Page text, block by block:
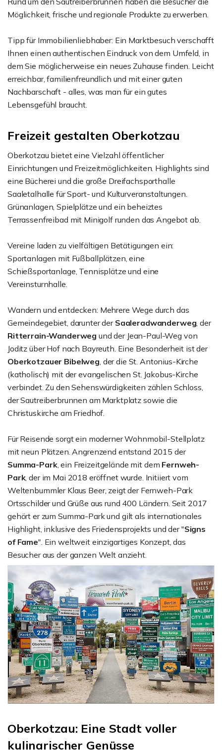
Möglichkeit, frische und regionale Produkte zu erwerben.
Tipp für Immobilienliebhaber: Ein Marktbesuch verschafft
Ihnen einen authentischen Eindruck von dem Umfeld, in
dem Sie möglicherweise ein neues Zuhause finden. Leicht
erreichbar, familienfreundlich und mit einer guten
Nachbarschaft - alles, was man für ein gutes
Lebensgefühl braucht.
Freizeit gestalten Oberkotzau
Oberkotzau bietet eine Vielzahl öffentlicher
Einrichtungen und Freizeitmöglichkeiten. Highlights sind
eine Bücherei und die große Dreifachsporthalle
Saaletalhalle für Sport- und Kulturveranstaltungen.
Grünanlagen, Spielplätze und ein beheiztes
Terrassenfreibad mit Minigolf runden das Angebot ab.
Vereine laden zu vielfältigen Betätigungen ein:
Sportanlagen mit Fußballplätzen, eine
Schießsportanlage, Tennisplätze und eine
Vereinsturnhalle.
Wandern und entdecken: Mehrere Wege durch das
Gemeindegebiet, darunter der Saaleradwanderweg, der
Ritterrain-Wanderweg und der Jean-Paul-Weg von
Joditz über Hof nach Bayreuth. Eine Besonderheit ist der
Oberkotzauer Bibelweg, der die St. Antonius-Kirche
(katholisch) mit der evangelischen St. Jakobus-Kirche
verbindet. Zu den Sehenswürdigkeiten zählen Schloss,
der Sautreiberbrunnen am Marktplatz sowie die
Christuskirche am Friedhof.
Für Reisende sorgt ein moderner Wohnmobil-Stellplatz
mit neun Plätzen. Angrenzend entstand 2015 der
Summa-Park, ein Freizeitgelände mit dem Fernweh-
Park, der im Mai 2018 eröffnet wurde. Initiiert vom
Weltenbummler Klaus Beer, zeigt der Fernweh-Park
Ortsschilder und Grüße aus rund 400 Ländern. Seit 2017
gehört er zum Summa-Park und gilt als internationales
Highlight, inklusive des Friedensprojekts und der "Signs
of Fame". Ein weltweit einzigartiges Konzept, das
Besucher aus der ganzen Welt anzieht.
Oberkotzau: Eine Stadt voller
kulinarischer Genüsse